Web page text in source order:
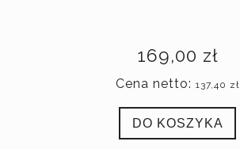
169,00 zł
Cena netto: 137,40 zł
DO KOSZYKA